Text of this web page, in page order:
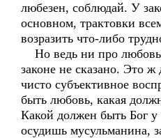
любезен, соблюдай. У
основном, трактовки
возразить что-либо
Но ведь ни про
законе не сказано. Это ж
чисто субъективное
быть любовь, какая
Какой должен быть Бог
осудишь мусульманина,